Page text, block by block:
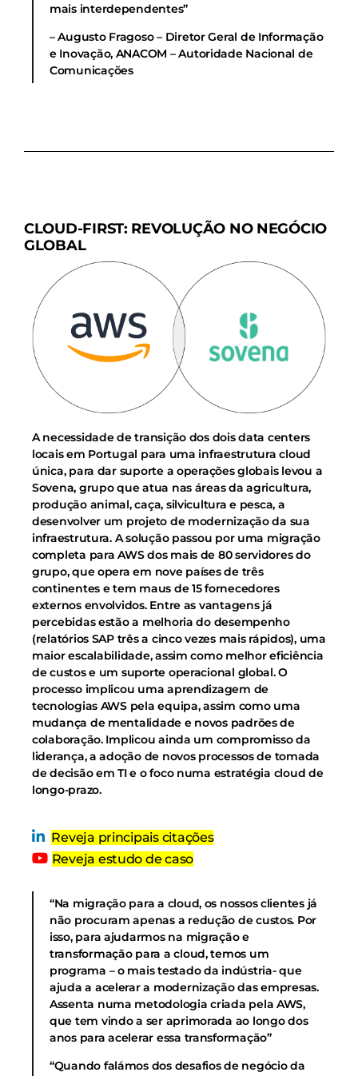
mais interdependentes”
– Augusto Fragoso – Diretor Geral de Informação
e Inovação, ANACOM – Autoridade Nacional de
Comunicações
CLOUD-FIRST: REVOLUÇÃO NO NEGÓCIO
GLOBAL
A necessidade de transição dos dois data centers
locais em Portugal para uma infraestrutura cloud
única, para dar suporte a operações globais levou a
Sovena, grupo que atua nas áreas da agricultura,
produção animal, caça, silvicultura e pesca, a
desenvolver um projeto de modernização da sua
infraestrutura. A solução passou por uma migração
completa para AWS dos mais de 80 servidores do
grupo, que opera em nove países de três
continentes e tem maus de 15 fornecedores
externos envolvidos. Entre as vantagens já
percebidas estão a melhoria do desempenho
(relatórios SAP três a cinco vezes mais rápidos), uma
maior escalabilidade, assim como melhor eficiência
de custos e um suporte operacional global. O
processo implicou uma aprendizagem de
tecnologias AWS pela equipa, assim como uma
mudança de mentalidade e novos padrões de
colaboração. Implicou ainda um compromisso da
liderança, a adoção de novos processos de tomada
de decisão em TI e o foco numa estratégia cloud de
longo-prazo.
Reveja principais citações
Reveja estudo de caso
“Na migração para a cloud, os nossos clientes já
não procuram apenas a redução de custos. Por
isso, para ajudarmos na migração e
transformação para a cloud, temos um
programa – o mais testado da indústria- que
ajuda a acelerar a modernização das empresas.
Assenta numa metodologia criada pela AWS,
que tem vindo a ser aprimorada ao longo dos
anos para acelerar essa transformação”
“Quando falámos dos desafios de negócio da